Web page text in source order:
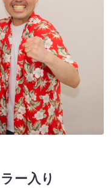
ー入り